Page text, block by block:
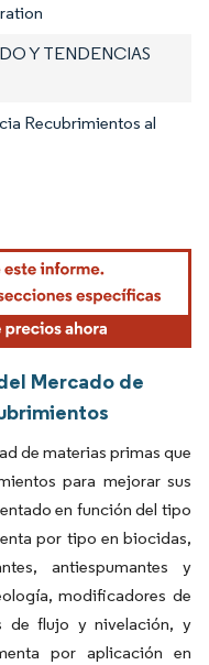
Y TENDENCIAS
Recubrimientos al
Mercado de
de materias primas que
para mejorar sus
en función del tipo
por tipo en biocidas,
antiespumantes y
modificadores de
de flujo y nivelación, y
por aplicación en